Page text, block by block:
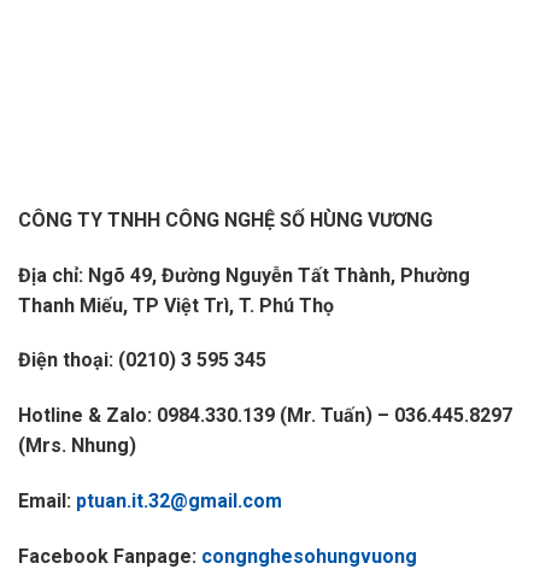
CÔNG TY TNHH CÔNG NGHỆ SỐ HÙNG VƯƠNG
Địa chỉ: Ngõ 49, Đường Nguyễn Tất Thành, Phường
Thanh Miếu, TP Việt Trì, T. Phú Thọ
Điện thoại: (0210) 3 595 345
Hotline & Zalo: 0984.330.139 (Mr. Tuấn) – 036.445.8297
(Mrs. Nhung)
Email: ptuan.it.32@gmail.com
Facebook Fanpage: congnghesohungvuong